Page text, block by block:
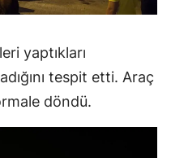
yaptıkları
tespit etti. Araç
döndü.